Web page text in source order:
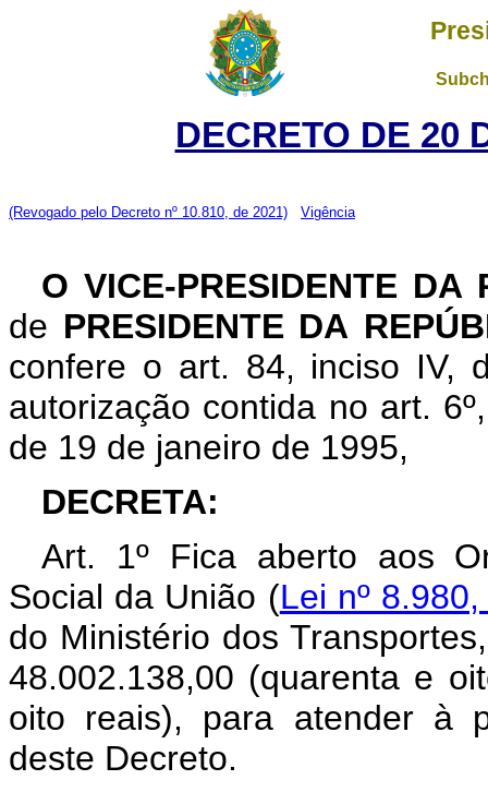
DECRETO DE 20
(Revogado pelo Decreto nº 10.810, de 2021) Vigência
O VICE-PRESIDENTE DA
de PRESIDENTE DA
confere o art. 84, inciso IV,
autorização contida no art.
de 19 de janeiro de 1995,
DECRETA:
Art. 1º Fica aberto aos
Social da União (Lei nº
do Ministério dos
48.002.138,00 (quarenta e
oito reais), para atender à
deste Decreto.